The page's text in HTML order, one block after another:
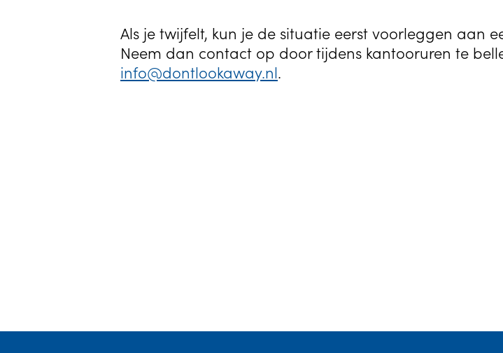
Als je twijfelt, kun je de situatie eerst voorleggen aan
Neem dan contact op door tijdens kantooruren te
info@dontlookaway.nl.